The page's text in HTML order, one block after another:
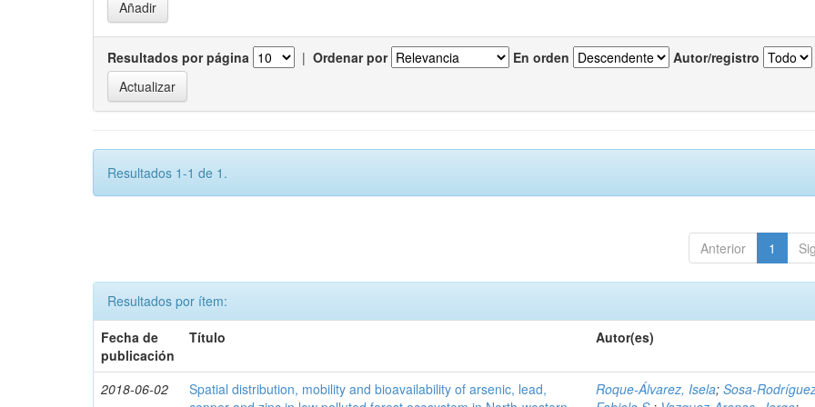
Resultados por página | Ordenar por En orden Autor/registro
Resultados 1-1 de 1.
Anterior 1
Resultados por ítem:
Fecha de
publicación
Título Autor(es)
2018-06-02
Spatial distribution, mobility and bioavailability of arsenic, lead,
Roque-Álvarez, Isela;Sosa-